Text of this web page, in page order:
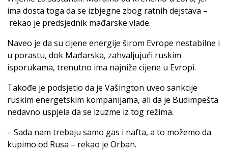
ima dosta toga da se izbjegne zbog ratnih dejstava –
rekao je predsjednik mađarske vlade.
Naveo je da su cijene energije širom Evrope nestabilne i
u porastu, dok Mađarska, zahvaljujući ruskim
isporukama, trenutno ima najniže cijene u Evropi.
Takođe je podsjetio da je Vašington uveo sankcije
ruskim energetskim kompanijama, ali da je Budimpešta
nedavno uspjela da se izuzme iz tog režima.
– Sada nam trebaju samo gas i nafta, a to možemo da
kupimo od Rusa – rekao je Orban.